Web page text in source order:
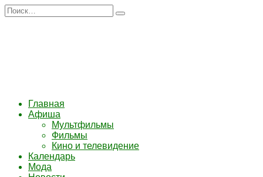
Перейти
к
Search
for:
Главная
Афиша
Мультфильмы
Фильмы
Кино и телевидение
Календарь
Мода